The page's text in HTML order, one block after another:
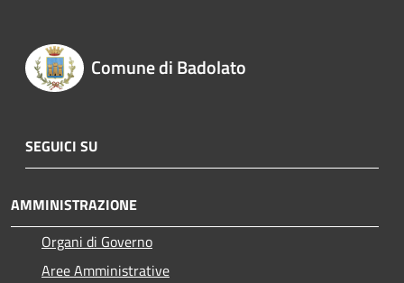
Comune di Badolato
SEGUICI SU
AMMINISTRAZIONE
Organi di Governo
Aree Amministrative